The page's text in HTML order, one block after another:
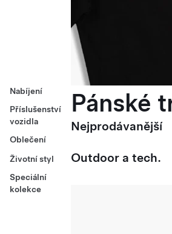
Nabíjení
Příslušenství
vozidla
Oblečení
Životní styl
Speciální
kolekce
Pánské
Nejprodávanější
Outdoor a tech.